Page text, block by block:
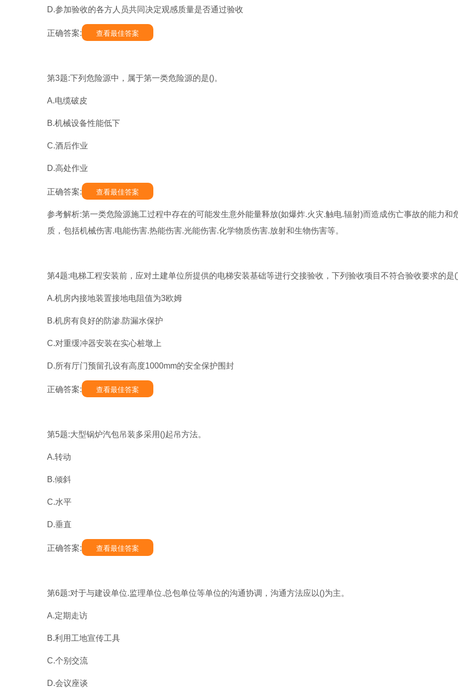
D.参加验收的各方人员共同决定观感质量是否通过验收
正确答案: 查看最佳答案
第3题:下列危险源中，属于第一类危险源的是()。
A.电缆破皮
B.机械设备性能低下
C.酒后作业
D.高处作业
正确答案: 查看最佳答案
参考解析:第一类危险源施工过程中存在的可能发生意外能量释放(如爆炸.火灾.触电.辐射)而造成伤亡事故的能力和
质，包括机械伤害.电能伤害.热能伤害.光能伤害.化学物质伤害.放射和生物伤害等。
第4题:电梯工程安装前，应对土建单位所提供的电梯安装基础等进行交接验收，下列验收项目不符合验收要求的是
A.机房内接地装置接地电阻值为3欧姆
B.机房有良好的防渗.防漏水保护
C.对重缓冲器安装在实心桩墩上
D.所有厅门预留孔设有高度1000mm的安全保护围封
正确答案: 查看最佳答案
第5题:大型锅炉汽包吊装多采用()起吊方法。
A.转动
B.倾斜
C.水平
D.垂直
正确答案: 查看最佳答案
第6题:对于与建设单位.监理单位.总包单位等单位的沟通协调，沟通方法应以()为主。
A.定期走访
B.利用工地宣传工具
C.个别交流
D.会议座谈